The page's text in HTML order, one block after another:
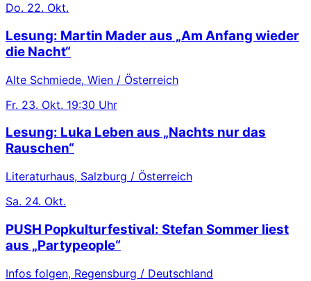
Do. 22. Okt.
Lesung: Martin Mader aus „Am Anfang wieder
die Nacht“
Alte Schmiede, Wien / Österreich
Fr. 23. Okt. 19:30 Uhr
Lesung: Luka Leben aus „Nachts nur das
Rauschen“
Literaturhaus, Salzburg / Österreich
Sa. 24. Okt.
PUSH Popkulturfestival: Stefan Sommer liest
aus „Partypeople“
Infos folgen, Regensburg / Deutschland